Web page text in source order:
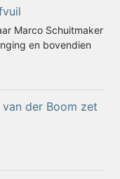
Marco Schuitmaker
en bovendien
der Boom zet